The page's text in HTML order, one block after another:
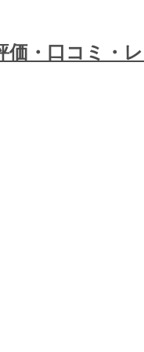
・口コミ・レ